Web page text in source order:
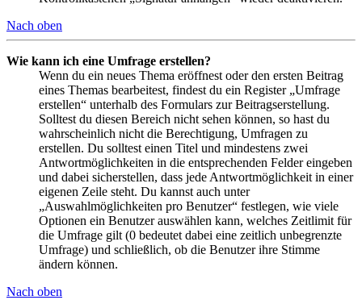
Nach oben
Wie kann ich eine Umfrage erstellen?
Wenn du ein neues Thema eröffnest oder den ersten Beitrag
eines Themas bearbeitest, findest du ein Register „Umfrage
erstellen“ unterhalb des Formulars zur Beitragserstellung.
Solltest du diesen Bereich nicht sehen können, so hast du
wahrscheinlich nicht die Berechtigung, Umfragen zu
erstellen. Du solltest einen Titel und mindestens zwei
Antwortmöglichkeiten in die entsprechenden Felder eingeben
und dabei sicherstellen, dass jede Antwortmöglichkeit in einer
eigenen Zeile steht. Du kannst auch unter
„Auswahlmöglichkeiten pro Benutzer“ festlegen, wie viele
Optionen ein Benutzer auswählen kann, welches Zeitlimit für
die Umfrage gilt (0 bedeutet dabei eine zeitlich unbegrenzte
Umfrage) und schließlich, ob die Benutzer ihre Stimme
ändern können.
Nach oben